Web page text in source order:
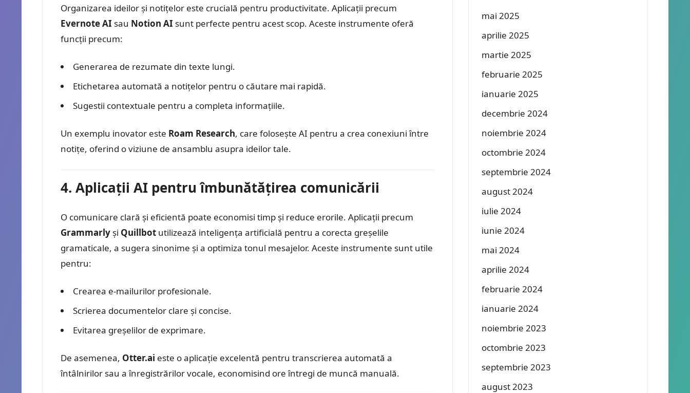
Organizarea ideilor și notițelor este crucială pentru productivitate. Aplicații precum
Evernote AI sau Notion AI sunt perfecte pentru acest scop. Aceste instrumente oferă
funcții precum:
Generarea de rezumate din texte lungi.
Etichetarea automată a notițelor pentru o căutare mai rapidă.
Sugestii contextuale pentru a completa informațiile.
Un exemplu inovator este Roam Research, care folosește AI pentru a crea conexiuni între
notițe, oferind o viziune de ansamblu asupra ideilor tale.
4. Aplicații AI pentru îmbunătățirea comunicării
O comunicare clară și eficientă poate economisi timp și reduce erorile. Aplicații precum
Grammarly și Quillbot utilizează inteligența artificială pentru a corecta greșelile
gramaticale, a sugera sinonime și a optimiza tonul mesajelor. Aceste instrumente sunt utile
pentru:
Crearea e-mailurilor profesionale.
Scrierea documentelor clare și concise.
Evitarea greșelilor de exprimare.
De asemenea, Otter.ai este o aplicație excelentă pentru transcrierea automată a
întâlnirilor sau a înregistrărilor vocale, economisind ore întregi de muncă manuală.
mai 2025
aprilie 2025
martie 2025
februarie 2025
ianuarie 2025
decembrie 2024
noiembrie 2024
octombrie 2024
septembrie 2024
august 2024
iulie 2024
iunie 2024
mai 2024
aprilie 2024
februarie 2024
ianuarie 2024
noiembrie 2023
octombrie 2023
septembrie 2023
august 2023